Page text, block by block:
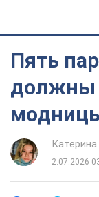
Пять
должны
2.07.2026